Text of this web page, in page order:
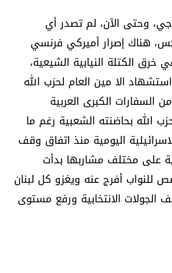
وحتى الآن، لم تصدر أي
هناك إصرار أميركي فرنسي
الكتلة النيابية الشيعية،
الا مين العام لحزب الله
الكبرى العربية
الله بحاضنته الشعبية رغم ما
اليومية منذ اتفاق وقف
القوى السياسية على مختلف مشاربها بدأت
للنواب أفرج عنه ويغزو كل لبنان
الجولات الانتخابية ورفع مستوى